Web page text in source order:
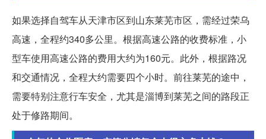
如果选择自驾车从天津市区到山东莱芜市区，需经过荣乌
高速，全程约340多公里。根据高速公路的收费标准，小
型车使用高速公路的费用大约为160元。此外，根据路况
和交通情况，全程大约需要四个小时。前往莱芜的途中，
需要特别注意行车安全，尤其是淄博到莱芜之间的路段正
处于修路期间。